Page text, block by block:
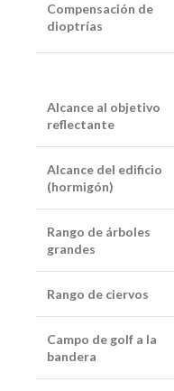
Compensación de
dioptrías
Alcance al objetivo
reflectante
Alcance del edificio
(hormigón)
Rango de árboles
grandes
Rango de ciervos
Campo de golf a la
bandera